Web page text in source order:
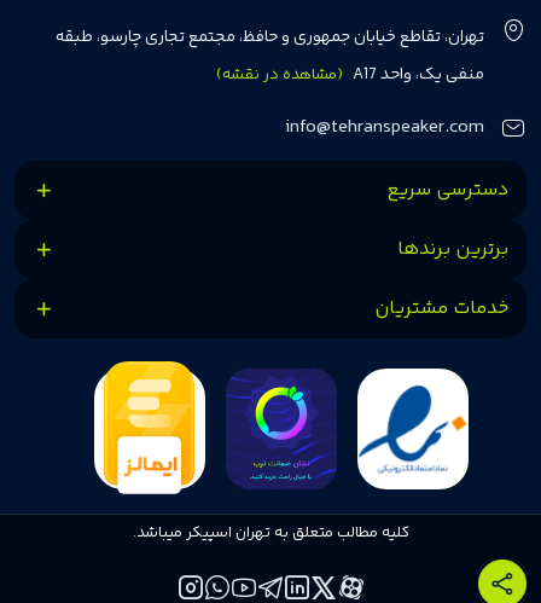
مشتریان بتوانند با خیالی آسوده از انتخاب خود لذت ببرند. ما به رضایت و اعتماد
مشتریان اهمیت می‌دهیم و همواره در تلاشیم تا بهترین‌ها را برای آن‌ها فراهم
کنیم.
تهران، تقاطع خیابان جمهوری و حافظ، مجتمع تجاری چارسو، طبقه
منفی یک، واحد A17
(مشاهده در نقشه)
info@tehranspeaker.com
دسترسی سریع
برترین برندها
خدمات مشتریان
کلیه مطالب متعلق به تهران اسپیکر میباشد.